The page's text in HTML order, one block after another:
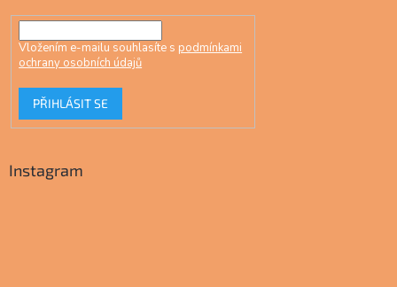
Vložením e-mailu souhlasíte s podmínkami
ochrany osobních údajů
PŘIHLÁSIT SE
Instagram